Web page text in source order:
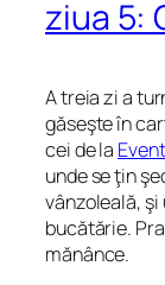
ziua 5:
A treia zi a
găseşte în
cei de la
unde se ţin
vânzoleală,
bucătărie.
mănânce.